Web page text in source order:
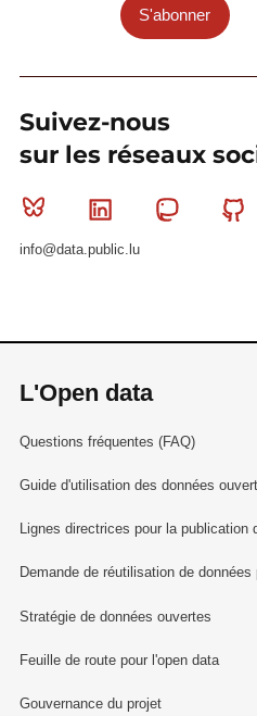
S'abonner
Suivez-nous
sur les réseaux
Bluesky Linkedin
info@data.public.lu
L'Open data
Questions fréquentes (FAQ)
Guide d'utilisation des données
Lignes directrices pour la publication
Demande de réutilisation de données
Stratégie de données ouvertes
Feuille de route pour l'open data
Gouvernance du projet